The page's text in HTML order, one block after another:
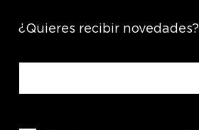
¿Quieres recibir novedades?